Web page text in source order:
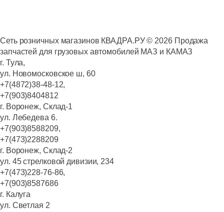
Сеть розничных магазинов КВАДРА.РУ ©2026Продажа
запчастей для грузовых автомобилей МАЗ и КАМАЗ
г. Тула,
ул. Новомосковское ш, 60
+7(4872)38-48-12,
+7(903)8404812
г. Воронеж, Склад-1
ул. Лебедева 6.
+7(903)8588209,
+7(473)2288209
г. Воронеж, Склад-2
ул. 45 стрелковой дивизии, 234
+7(473)228-76-86,
+7(903)8587686
г. Калуга
ул. Светлая 2